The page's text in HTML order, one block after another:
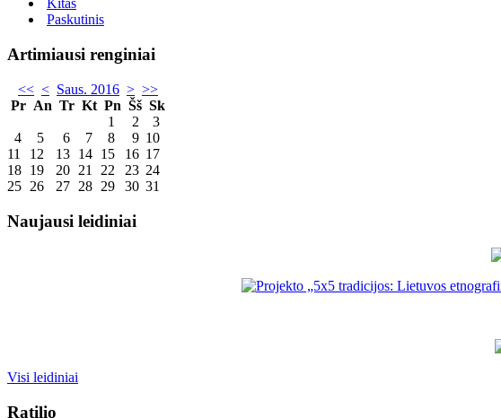
Kitas
Paskutinis
Artimiausi renginiai
<< < Saus. 2016 > >>
Pr An Tr Kt Pn Šš Sk
1
2
3
4
5 6 7 8 9 10
11
12 13 14 15 16 17
18 19 20 21 22 23 24
25 26 27 28 29 30 31
Naujausi leidiniai
Visi leidiniai
Ratilio